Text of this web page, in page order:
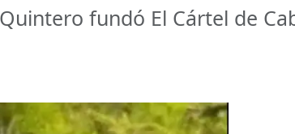
fundó El Cártel de